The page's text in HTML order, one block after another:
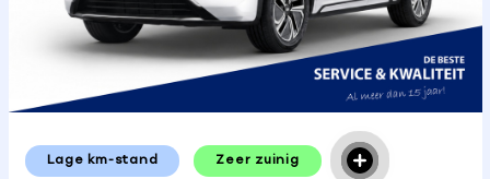
Lage km-stand Zeer zuinig